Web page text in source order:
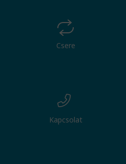
Csere
Kapcsolat